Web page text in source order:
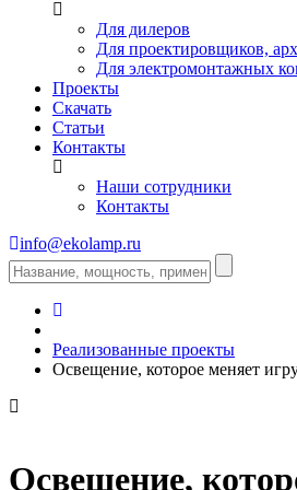
Для дилеров
Для проектировщиков,
Для электромонтажных
Проекты
Скачать
Статьи
Контакты
Наши сотрудники
Контакты
info@ekolamp.ru
Реализованные проекты
Освещение, которое меняет
Освещение,